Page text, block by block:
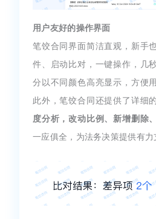
用户友好的操作界面
笔饺合同界面简洁直观，新手
件、启动比对，一键操作，几
分以不同颜色高亮显示，方便
此外，笔饺合同还提供了详细
度分析，改动比例、新增删除
一应俱全，为法务决策提供有力